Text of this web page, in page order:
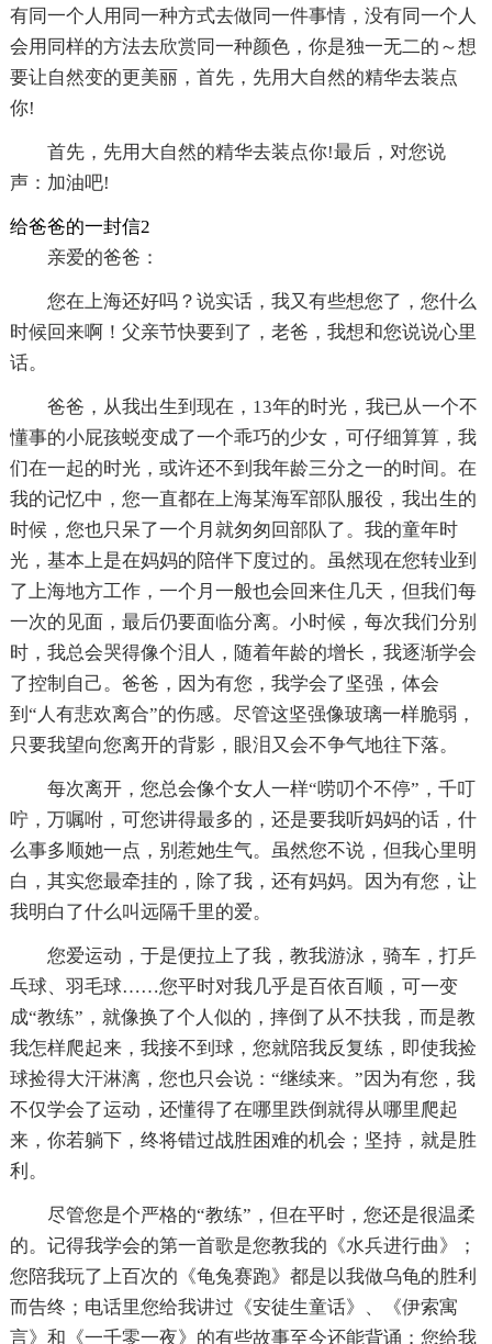
有同一个人用同一种方式去做同一件事情，没有同一个人
会用同样的方法去欣赏同一种颜色，你是独一无二的～想
要让自然变的更美丽，首先，先用大自然的精华去装点
你!
首先，先用大自然的精华去装点你!最后，对您说
声：加油吧!
给爸爸的一封信2
亲爱的爸爸：
您在上海还好吗？说实话，我又有些想您了，您什么
时候回来啊！父亲节快要到了，老爸，我想和您说说心里
话。
爸爸，从我出生到现在，13年的时光，我已从一个不
懂事的小屁孩蜕变成了一个乖巧的少女，可仔细算算，我
们在一起的时光，或许还不到我年龄三分之一的时间。在
我的记忆中，您一直都在上海某海军部队服役，我出生的
时候，您也只呆了一个月就匆匆回部队了。我的童年时
光，基本上是在妈妈的陪伴下度过的。虽然现在您转业到
了上海地方工作，一个月一般也会回来住几天，但我们每
一次的见面，最后仍要面临分离。小时候，每次我们分别
时，我总会哭得像个泪人，随着年龄的增长，我逐渐学会
了控制自己。爸爸，因为有您，我学会了坚强，体会
到“人有悲欢离合”的伤感。尽管这坚强像玻璃一样脆弱，
只要我望向您离开的背影，眼泪又会不争气地往下落。
每次离开，您总会像个女人一样“唠叨个不停”，千叮
咛，万嘱咐，可您讲得最多的，还是要我听妈妈的话，什
么事多顺她一点，别惹她生气。虽然您不说，但我心里明
白，其实您最牵挂的，除了我，还有妈妈。因为有您，让
我明白了什么叫远隔千里的爱。
您爱运动，于是便拉上了我，教我游泳，骑车，打乒
乓球、羽毛球……您平时对我几乎是百依百顺，可一变
成“教练”，就像换了个人似的，摔倒了从不扶我，而是教
我怎样爬起来，我接不到球，您就陪我反复练，即使我捡
球捡得大汗淋漓，您也只会说：“继续来。”因为有您，我
不仅学会了运动，还懂得了在哪里跌倒就得从哪里爬起
来，你若躺下，终将错过战胜困难的机会；坚持，就是胜
利。
尽管您是个严格的“教练”，但在平时，您还是很温柔
的。记得我学会的第一首歌是您教我的《水兵进行曲》；
您陪我玩了上百次的《龟兔赛跑》都是以我做乌龟的胜利
而告终；电话里您给我讲过《安徒生童话》、《伊索寓
言》和《一千零一夜》的有些故事至今还能背诵；您给我